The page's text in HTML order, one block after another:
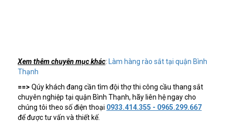
Xem thêm chuyên mục khác:
Làm hàng rào sắt tại quận Bình
Thạnh
==> Qúy khách đang cần tìm đội thợ thi công cầu thang sắt
chuyên nghiệp tại quận Bình Thạnh, hãy liên hệ ngay cho
chúng tôi theo số điện thoại 0933.414.355 - 0965.299.667
để được tư vấn và thiết kế.